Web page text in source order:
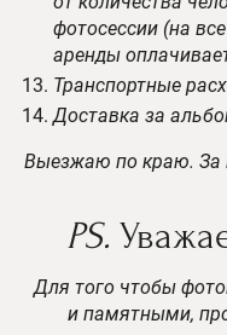
фотосессии (на
аренды
Транспортные
Доставка за
Выезжаю по краю. За
PS.
Для того чтобы
и памятными,